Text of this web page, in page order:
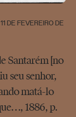
DE FEVEREIRO DE
Santarém [no
seu senhor,
matá-lo
1886, p.